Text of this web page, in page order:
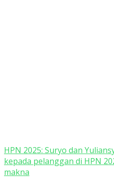
HPN 2025: Suryo dan
kepada pelanggan di HPN
makna